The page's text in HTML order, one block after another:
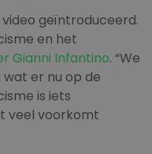
geïntroduceerd.
en het
Gianni Infantino. “We
er nu op de
is iets
veel voorkomt